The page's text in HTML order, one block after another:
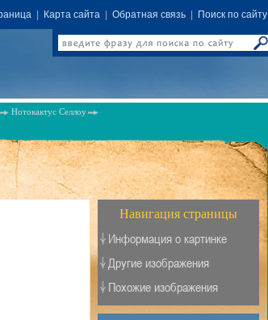
Карта сайта Обратная связь Поиск по сайту
Нотокактус Селлоу
Навигация страницы
Информация о картинке
Другие изображения
Похожие изображения